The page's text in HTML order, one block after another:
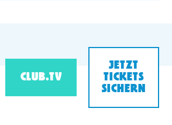
CLUB.TV
JETZT
TICKETS
SICHERN